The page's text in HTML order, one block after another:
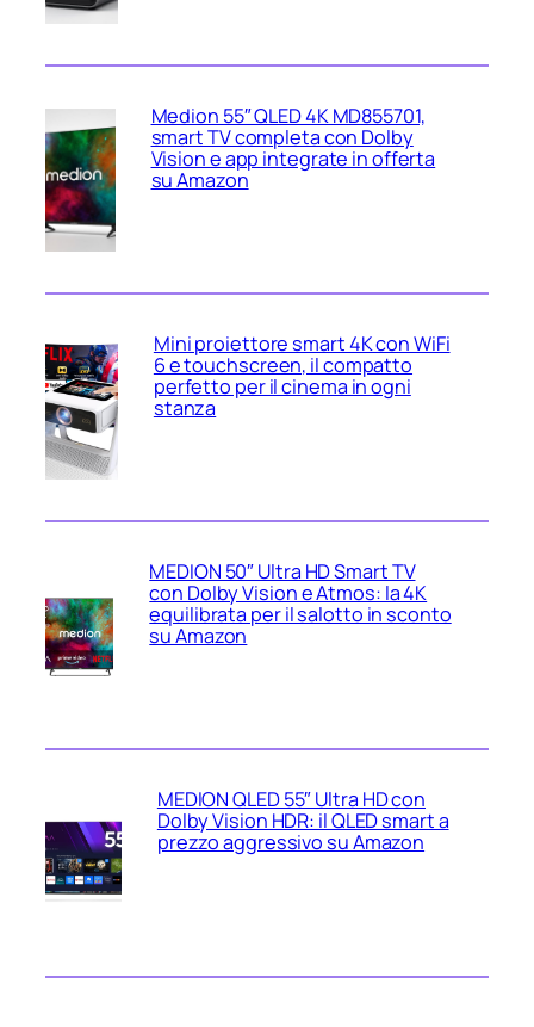
Medion 55″ QLED 4K MD855701,
smart TV completa con Dolby
Vision e app integrate in offerta
su Amazon
Mini proiettore smart 4K con WiFi
6 e touchscreen, il compatto
perfetto per il cinema in ogni
stanza
MEDION 50″ Ultra HD Smart TV
con Dolby Vision e Atmos: la 4K
equilibrata per il salotto in sconto
su Amazon
MEDION QLED 55″ Ultra HD con
Dolby Vision HDR: il QLED smart a
prezzo aggressivo su Amazon